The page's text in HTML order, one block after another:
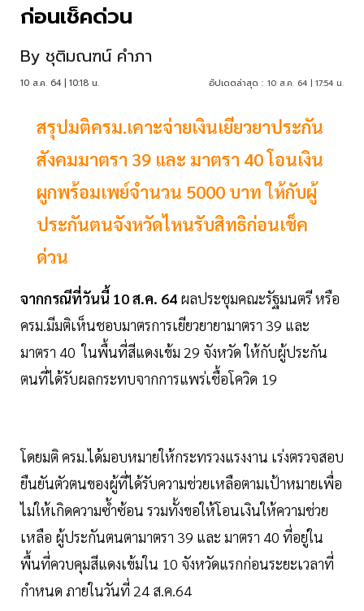
ก่อนเช็คด่วน
By ชุติมณฑน์ คำภา
10 ส.ค. 64 | 10:18 น. อัปเดตล่าสุด : 10 ส.ค. 64 | 17:54 น.
สรุปมติครม.เคาะจ่ายเงินเยียวยาประกัน
สังคมมาตรา 39 และ มาตรา 40 โอนเงิน
ผูกพร้อมเพย์จำนวน 5000 บาท ให้กับผู้
ประกันตนจังหวัดไหนรับสิทธิก่อนเช็ค
ด่วน
จากกรณีที่วันนี้ 10 ส.ค. 64 ผลประชุมคณะรัฐมนตรี หรือ
ครม.มีมติเห็นชอบมาตรการเยียวยายามาตรา 39 และ
มาตรา 40 ในพื้นที่สีแดงเข้ม 29 จังหวัด ให้กับผู้ประกัน
ตนที่ได้รับผลกระทบจากการแพร่เชื้อโควิด 19
โดยมติ ครม.ได้มอบหมายให้กระทรวงแรงงาน เร่งตรวจสอบ
ยืนยันตัวตนของผู้ที่ได้รับความช่วยเหลือตามเป้าหมายเพื่อ
ไม่ให้เกิดความซ้ำซ้อน รวมทั้งขอให้โอนเงินให้ความช่วย
เหลือ ผู้ประกันตนตามาตรา 39 และ มาตรา 40 ที่อยู่ใน
พื้นที่ควบคุมสีแดงเข้มใน 10 จังหวัดแรกก่อนระยะเวลาที่
กำหนด ภายในวันที่ 24 ส.ค.64